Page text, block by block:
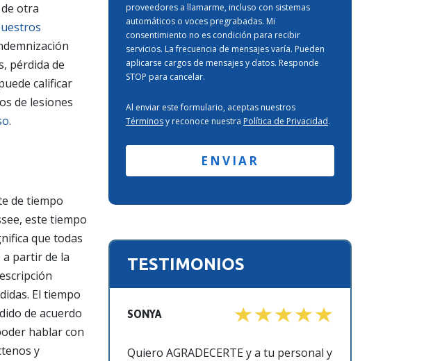
otra
pérdida de
calificar
de lesiones
.
de tiempo
este tiempo
que todas
a partir de la
El tiempo
de acuerdo
hablar con
y
proveedores a llamarme, incluso con sistemas
automáticos o voces pregrabadas. Mi
consentimiento no es condición para recibir
servicios. La frecuencia de mensajes varía. Pueden
aplicarse cargos de mensajes y datos. Responde
STOP para cancelar.
Al enviar este formulario, aceptas nuestros
Términosy reconoce nuestra Política de Privacidad.
TESTIMONIOS
SONYA
Quiero AGRADECERTE y a tu personal y